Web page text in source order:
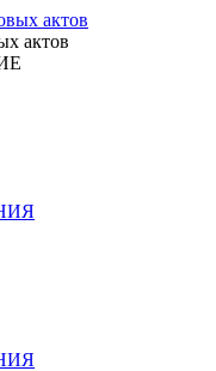
актов